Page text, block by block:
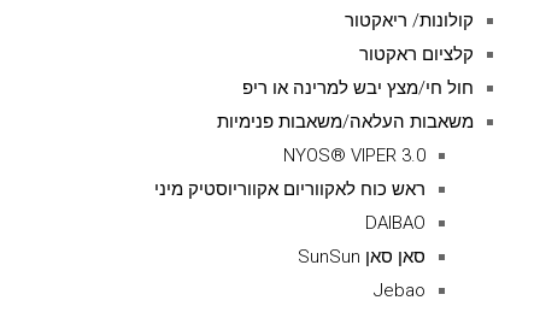
קולונות/ ריאקטור
קלציום ראקטור
חול חי/מצץ יבש למרינה או ריפ
משאבות העלאה/משאבות פנימיות
NYOS® VIPER 3.0
ראש כוח לאקווריום אקווריוסטיק מיני
DAIBAO
סאן סאן SunSun
Jebao